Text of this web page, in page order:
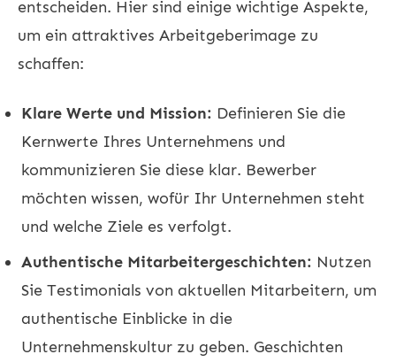
entscheiden. Hier sind einige wichtige Aspekte,
um ein attraktives Arbeitgeberimage zu
schaffen:
Klare Werte und Mission: Definieren Sie die
Kernwerte Ihres Unternehmens und
kommunizieren Sie diese klar. Bewerber
möchten wissen, wofür Ihr Unternehmen steht
und welche Ziele es verfolgt.
Authentische Mitarbeitergeschichten: Nutzen
Sie Testimonials von aktuellen Mitarbeitern, um
authentische Einblicke in die
Unternehmenskultur zu geben. Geschichten